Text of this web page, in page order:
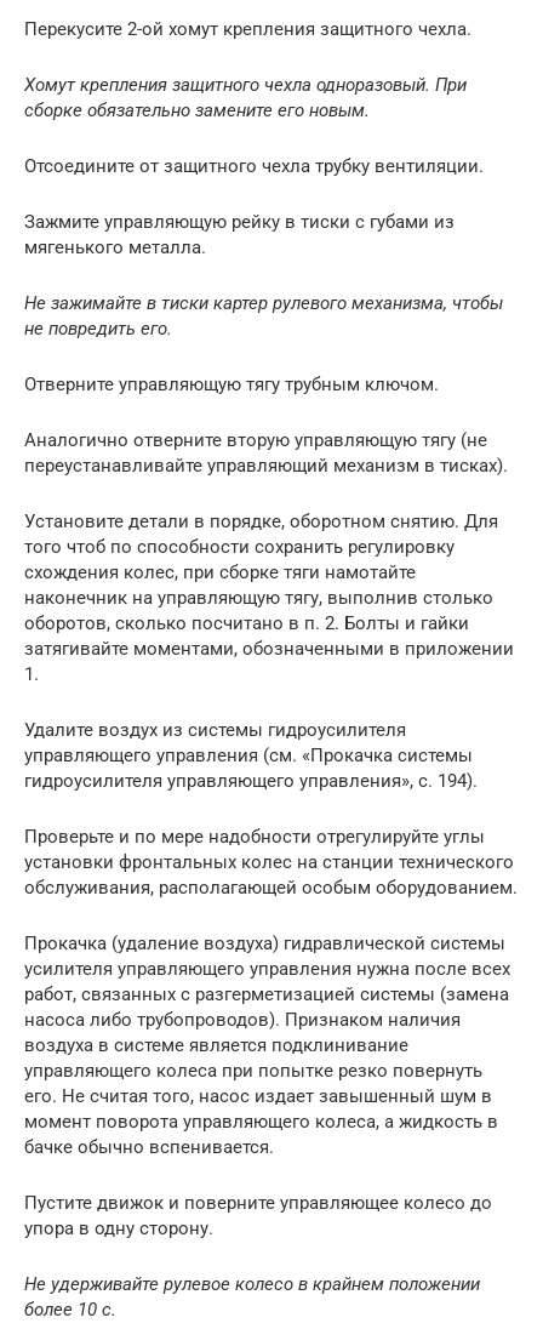
Перекусите 2-ой хомут крепления защитного чехла.
Хомут крепления защитного чехла одноразовый. При
сборке обязательно замените его новым.
Отсоедините от защитного чехла трубку вентиляции.
Зажмите управляющую рейку в тиски с губами из
мягенького металла.
Не зажимайте в тиски картер рулевого механизма, чтобы
не повредить его.
Отверните управляющую тягу трубным ключом.
Аналогично отверните вторую управляющую тягу (не
переустанавливайте управляющий механизм в тисках).
Установите детали в порядке, оборотном снятию. Для
того чтоб по способности сохранить регулировку
схождения колес, при сборке тяги намотайте
наконечник на управляющую тягу, выполнив столько
оборотов, сколько посчитано в п. 2. Болты и гайки
затягивайте моментами, обозначенными в приложении
1.
Удалите воздух из системы гидроусилителя
управляющего управления (см. «Прокачка системы
гидроусилителя управляющего управления», с. 194).
Проверьте и по мере надобности отрегулируйте углы
установки фронтальных колес на станции технического
обслуживания, располагающей особым оборудованием.
Прокачка (удаление воздуха) гидравлической системы
усилителя управляющего управления нужна после всех
работ, связанных с разгерметизацией системы (замена
насоса либо трубопроводов). Признаком наличия
воздуха в системе является подклинивание
управляющего колеса при попытке резко повернуть
его. Не считая того, насос издает завышенный шум в
момент поворота управляющего колеса, а жидкость в
бачке обычно вспенивается.
Пустите движок и поверните управляющее колесо до
упора в одну сторону.
Не удерживайте рулевое колесо в крайнем положении
более 10 с.